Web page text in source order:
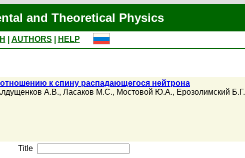
and Theoretical Physics
AUTHORS
HELP
к спину распадающегося нейтрона
А.В., Ласаков М.С., Мостовой Ю.А., Ерозолимский Б.Г.
Title